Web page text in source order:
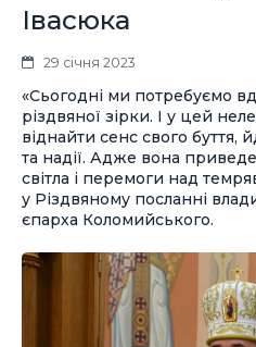
Івасюка
29 січня 2023
«Сьогодні ми потребуємо
різдвяної зірки. І у цей
віднайти сенс свого буття,
та надії. Адже вона
світла і перемоги над
у Різдвяному посланні
єпарха Коломийського.